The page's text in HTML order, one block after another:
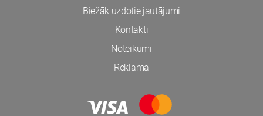
Biežāk uzdotie jautājumi
Kontakti
Noteikumi
Reklāma